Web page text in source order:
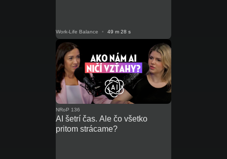
Work-Life Balance • 49 m 28 s
NRoP 136
AI šetrí čas. Ale čo všetko
pritom strácame?